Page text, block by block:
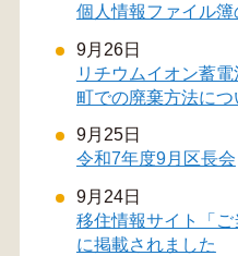
個人情報ファイル
9月26日
リチウムイオン蓄
町での廃棄方法につ
9月25日
令和7年度9月区長会
9月24日
移住情報サイト「ご
に掲載されました